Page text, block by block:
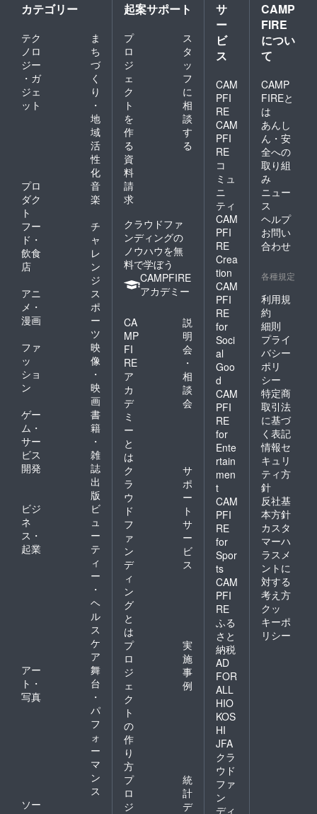
カテゴリー
テク
ノロ
ジー
・ガ
ジェ
ット
ま
ち
づ
く
り
・
地
域
活
性
化
プロ
ダク
ト
音
楽
フー
ド・
飲食
店
チ
ャ
レ
ン
ジ
アニ
メ・
漫画
ス
ポ
ー
ツ
ファ
ッ
ショ
ン
映
像
・
映
画
ゲー
ム・
サー
ビス
開発
書
籍
・
雑
誌
出
版
ビジ
ネ
ス・
起業
ビ
ュ
ー
テ
ィ
ー
・
ヘ
ル
ス
ケ
ア
アー
ト・
写真
舞
台
・
パ
フ
ォ
ー
マ
ン
ス
ソー
起案サポート
プ
ロ
ジ
ェ
ク
ト
を
作
る
ス
タ
ッ
フ
に
相
談
す
る
資
料
請
求
クラウドファ
ンディングの
ノウハウを無
料で学ぼう
CAMPFIRE
アカデミー
CA
MP
FI
RE
ア
カ
デ
ミ
ー
と
は
説
明
会
・
相
談
会
ク
ラ
ウ
ド
フ
ァ
ン
デ
ィ
ン
グ
と
は
サ
ポ
ー
ト
サ
ー
ビ
ス
プ
ロ
ジ
ェ
ク
ト
の
作
り
方
実
施
事
例
プ
ロ
ジ
統
計
デ
サ
ー
ビ
ス
CAM
PFI
RE
CAM
PFI
RE
コ
ミュ
ニ
ティ
CAM
PFI
RE
Crea
tion
CAM
PFI
RE
for
Soci
al
Goo
d
CAM
PFI
RE
for
Ente
rtain
men
t
CAM
PFI
RE
for
Spor
ts
CAM
PFI
RE
ふる
さと
納税
AD
FOR
ALL
HIO
KOS
HI
JFA
クラ
ウド
ファ
ン
ディ
CAMP
FIRE
につい
て
CAMP
FIREと
は
あんし
ん・安
全への
取り組
み
ニュー
ス
ヘルプ
お問い
合わせ
各種規定
利用規
約
細則
プライ
バシー
ポリ
シー
特定商
取引法
に基づ
く表記
情報セ
キュリ
ティ方
針
反社基
本方針
カスタ
マーハ
ラスメ
ントに
対する
考え方
クッ
キーポ
リシー